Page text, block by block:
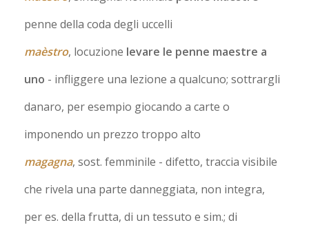
penne della coda degli uccelli
maèstro, locuzione levare le penne maestre a
uno - infliggere una lezione a qualcuno; sottrargli
danaro, per esempio giocando a carte o
imponendo un prezzo troppo alto
magagna, sost. femminile - difetto, traccia visibile
che rivela una parte danneggiata, non integra,
per es. della frutta, di un tessuto e sim.; di